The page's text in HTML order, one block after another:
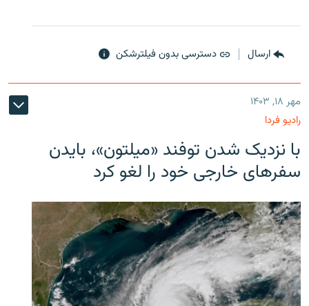
ارسال دسترسی بدون فیلترشکن
مهر ۱۸, ۱۴۰۳
رادیو فردا
با نزدیک شدن توفند «میلتون»، بایدن
سفرهای خارجی خود را لغو کرد